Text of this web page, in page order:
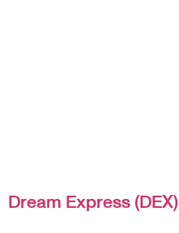
Dream Express (DEX)